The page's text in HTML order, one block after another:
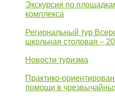
Экскурсия по
комплекса
Региональный тур
школьная столовая –
Новости туризма
Практико-
помощи в